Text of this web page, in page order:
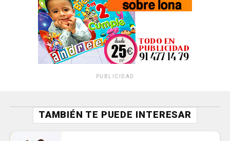
PUBLICIDAD
TAMBIÉN TE PUEDE INTERESAR